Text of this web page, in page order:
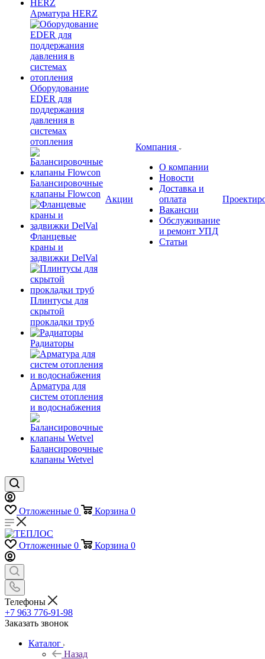
Арматура HERZ
Оборудование
EDER для
поддержания
давления в
системах
отопления
Балансировочные
клапаны Flowcon
Фланцевые
краны и
задвижки DelVal
Плинтусы для
скрытой
прокладки труб
Радиаторы
Арматура для
систем отопления
и водоснабжения
Балансировочные
клапаны Wetvel
Акции
Компания
О компании
Новости
Доставка и
оплата
Вакансии
Обслуживание
и ремонт УПД
Статьи
Отложенные 0 Корзина 0
Отложенные 0 Корзина 0
Телефоны
+7 963 776-91-98
Заказать звонок
Каталог
Назад